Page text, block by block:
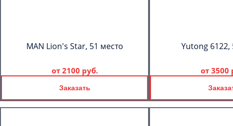
MAN Lion's Star, 51 место
от 2100 руб.
Заказать
Yutong 6122,
от 3500